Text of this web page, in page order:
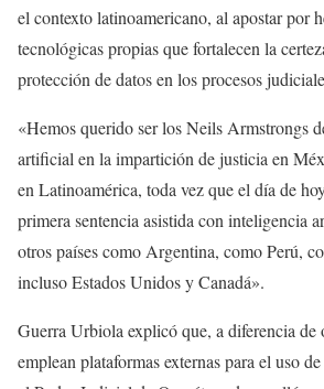
el contexto latinoamericano, al apostar por
tecnológicas propias que fortalecen la
protección de datos en los procesos
«Hemos querido ser los Neils Armstrongs
artificial en la impartición de justicia en
en Latinoamérica, toda vez que el día de
primera sentencia asistida con inteligencia
otros países como Argentina, como Perú,
incluso Estados Unidos y Canadá».
Guerra Urbiola explicó que, a diferencia de
emplean plataformas externas para el uso